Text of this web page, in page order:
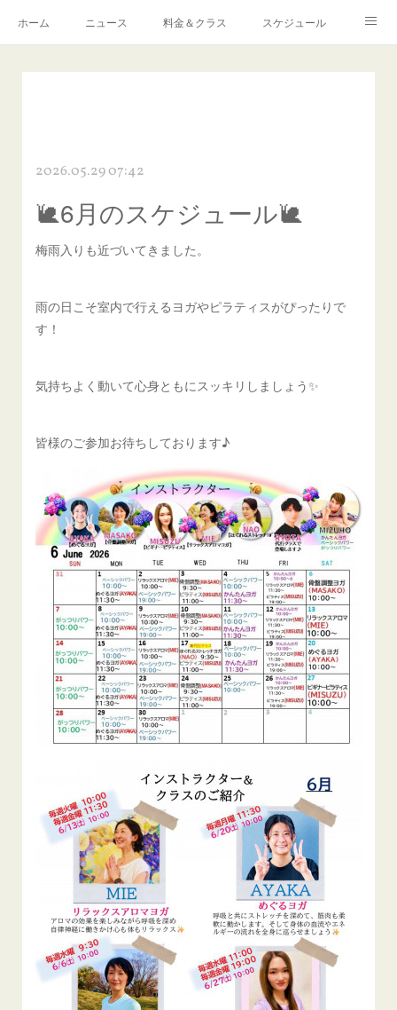
ホーム ニュース 料金＆クラス スケジュール
2026.05.29 07:42
🐌6月のスケジュール🐌
梅雨入りも近づいてきました。
雨の日こそ室内で行えるヨガやピラティスがぴったりで
す！
気持ちよく動いて心身ともにスッキリしましょう✨
皆様のご参加お待ちしております♪